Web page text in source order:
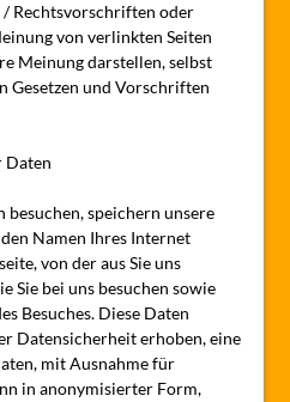
/ Rechtsvorschriften oder
von verlinkten Seiten
Meinung darstellen, selbst
Gesetzen und Vorschriften
Daten
besuchen, speichern unsere
Namen Ihres Internet
von der aus Sie uns
Sie bei uns besuchen sowie
Besuches. Diese Daten
Datensicherheit erhoben, eine
mit Ausnahme für
in anonymisierter Form,